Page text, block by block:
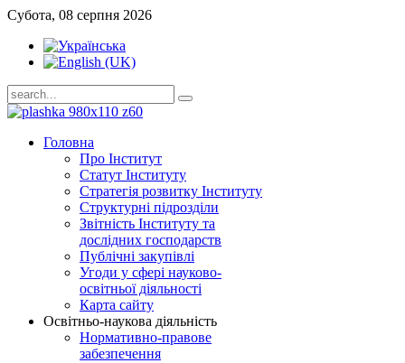
Субота, 08 серпня 2026
Головна
Про Інститут
Статут Інституту
Стратегія розвитку Інституту
Структурні підрозділи
Звітність Інституту та
дослідних господарств
Публічні закупівлі
Угоди у сфері науково-
освітньої діяльності
Карта сайту
Освітньо-наукова діяльність
Нормативно-правове
забезпечення